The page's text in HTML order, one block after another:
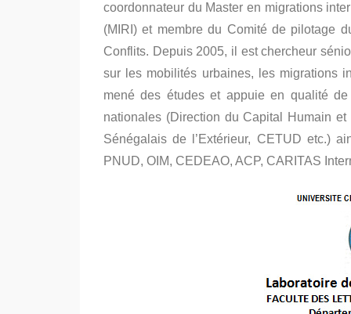
coordonnateur du Master en migrations
(MIRI) et membre du Comité de pilotage
Conflits. Depuis 2005, il est chercheur
sur les mobilités urbaines, les migrations
mené des études et appuie en qualité
nationales (Direction du Capital Humain
Sénégalais de l’Extérieur, CETUD etc.)
PNUD, OIM, CEDEAO, ACP, CARITAS